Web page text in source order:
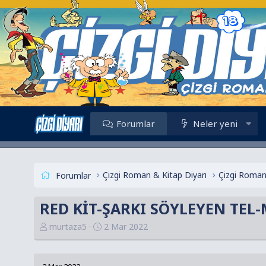
Forumlar Neler yeni
Forumlar Çizgi Roman & Kitap Diyarı Çizgi
RED KİT-ŞARKI SÖYLEYEN
K
o
murtaza5
B
a
2 Mar 2022